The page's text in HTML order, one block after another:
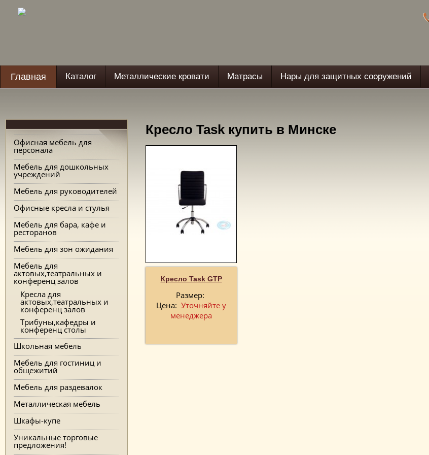
Главная Каталог Металлические кровати Матрасы Нары для защитных сооружений
Офисная мебель для
персонала
Мебель для дошкольных
учреждений
Мебель для руководителей
Офисные кресла и стулья
Мебель для бара, кафе и
ресторанов
Мебель для зон ожидания
Мебель для
актовых,театральных и
конференц залов
Кресла для
актовых,театральных и
конференц залов
Трибуны,кафедры и
конференц столы
Школьная мебель
Мебель для гостиниц и
общежитий
Мебель для раздевалок
Металлическая мебель
Шкафы-купе
Уникальные торговые
предложения!
Кресло Task купить в Минске
Кресло Task GTP
Размер:
Цена: Уточняйте у
менеджера